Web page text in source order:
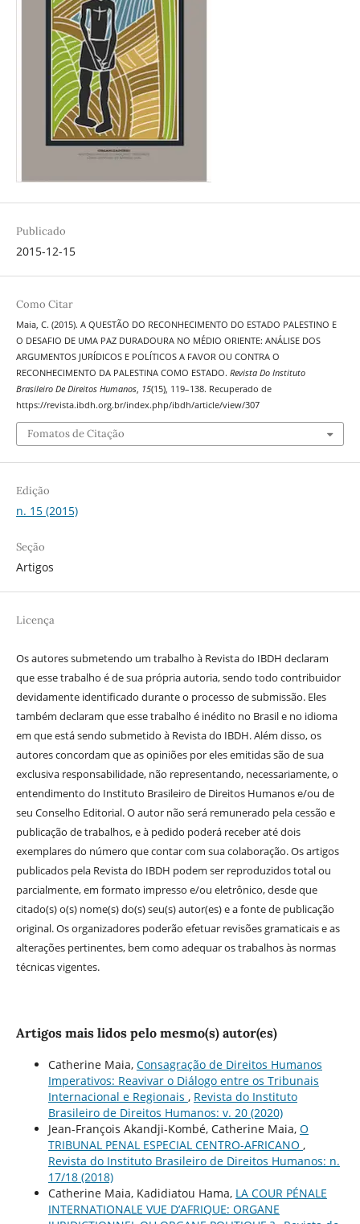
Publicado
2015-12-15
Como Citar
Maia, C. (2015). A QUESTÃO DO RECONHECIMENTO DO ESTADO PALESTINO E
O DESAFIO DE UMA PAZ DURADOURA NO MÉDIO ORIENTE: ANÁLISE DOS
ARGUMENTOS JURÍDICOS E POLÍTICOS A FAVOR OU CONTRA O
RECONHECIMENTO DA PALESTINA COMO ESTADO. Revista Do Instituto
Brasileiro De Direitos Humanos, 15(15), 119–138. Recuperado de
https://revista.ibdh.org.br/index.php/ibdh/article/view/307
Fomatos de Citação
Edição
n. 15 (2015)
Seção
Artigos
Licença
Os autores submetendo um trabalho à Revista do IBDH declaram
que esse trabalho é de sua própria autoria, sendo todo contribuidor
devidamente identificado durante o processo de submissão. Eles
também declaram que esse trabalho é inédito no Brasil e no idioma
em que está sendo submetido à Revista do IBDH. Além disso, os
autores concordam que as opiniões por eles emitidas são de sua
exclusiva responsabilidade, não representando, necessariamente, o
entendimento do Instituto Brasileiro de Direitos Humanos e/ou de
seu Conselho Editorial. O autor não será remunerado pela cessão e
publicação de trabalhos, e à pedido poderá receber até dois
exemplares do número que contar com sua colaboração. Os artigos
publicados pela Revista do IBDH podem ser reproduzidos total ou
parcialmente, em formato impresso e/ou eletrônico, desde que
citado(s) o(s) nome(s) do(s) seu(s) autor(es) e a fonte de publicação
original. Os organizadores poderão efetuar revisões gramaticais e as
alterações pertinentes, bem como adequar os trabalhos às normas
técnicas vigentes.
Artigos mais lidos pelo mesmo(s) autor(es)
Catherine Maia, Consagração de Direitos Humanos
Imperativos: Reavivar o Diálogo entre os Tribunais
Internacional e Regionais , Revista do Instituto
Brasileiro de Direitos Humanos: v. 20 (2020)
Jean-François Akandji-Kombé, Catherine Maia, O
TRIBUNAL PENAL ESPECIAL CENTRO-AFRICANO ,
Revista do Instituto Brasileiro de Direitos Humanos: n.
17/18 (2018)
Catherine Maia, Kadidiatou Hama, LA COUR PÉNALE
INTERNATIONALE VUE D’AFRIQUE: ORGANE